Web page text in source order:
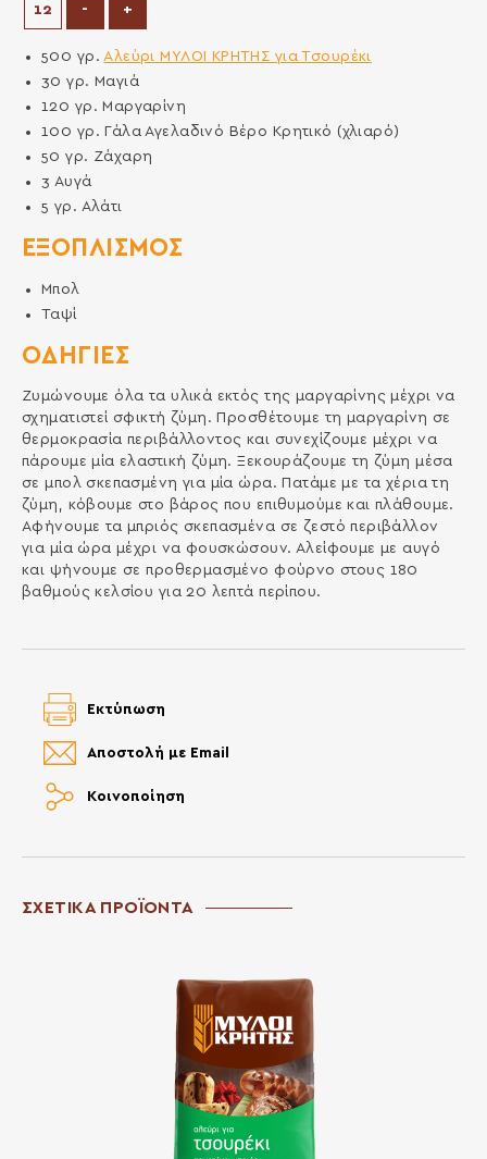
ΟΔΗΓΙΕΣ
Ζυμώνουμε όλα τα υλικά εκτός της μαργαρίνης μέχρι να
σχηματιστεί σφικτή ζύμη. Προσθέτουμε τη μαργαρίνη σε
θερμοκρασία περιβάλλοντος και συνεχίζουμε μέχρι να
πάρουμε μία ελαστική ζύμη. Ξεκουράζουμε τη ζύμη μέσα
σε μπολ σκεπασμένη για μία ώρα. Πατάμε με τα χέρια τη
ζύμη, κόβουμε στο βάρος που επιθυμούμε και πλάθουμε.
Αφήνουμε τα μπριός σκεπασμένα σε ζεστό περιβάλλον
για μία ώρα μέχρι να φουσκώσουν. Αλείφουμε με αυγό
και ψήνουμε σε προθερμασμένο φούρνο στους 180
βαθμούς κελσίου για 20 λεπτά περίπου.
- Μείωση μερίδων
+Αύξηση μερίδων
500 γρ. Αλεύρι ΜΥΛΟΙ ΚΡΗΤΗΣ για Τσουρέκι
30γρ. Μαγιά
120 γρ.Μαργαρίνη
100 γρ.Γάλα Αγελαδινό Βέρο Κρητικό (χλιαρό)
50γρ. Ζάχαρη
3 Αυγά
5 γρ. Αλάτι
ΕΞΟΠΛΙΣΜΌΣ
Μπολ
Ταψί
Κοινοποίηση
Αποστολή με Email
Εκτύπωση
ΣΧΕΤΙΚΑ ΠΡΟΪΟΝΤΑ